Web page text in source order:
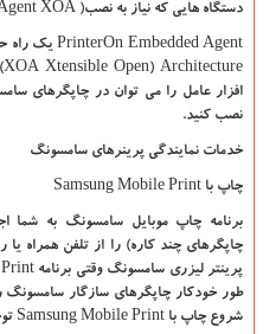
دستگاه هایی که نیاز به نصب( XOA
PrinterOn Embedded Agentیک راه
XOA Xtensible Open) Architecture
افزار عامل را می توان در چاپگرهای
نصب کنید.
خدمات نمایندگی پرینرهای سامسونگ
چاپ با Samsung Mobile Print
برنامه چاپ موبایل سامسونگ به
چاپگرهای چند کاره) را از تلفن همراه
پرینتر لیزری سامسونگ وقتی برنامهPrint
طور خودکار چاپگرهای سازگار سامسونگ
شروع چاپ با Samsung Mobile Print